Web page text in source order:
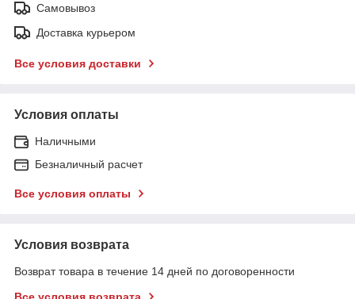
Самовывоз
Доставка курьером
Все условия доставки
Условия оплаты
Наличными
Безналичный расчет
Все условия оплаты
Условия возврата
Возврат товара в течение 14 дней по договоренности
Все условия возврата